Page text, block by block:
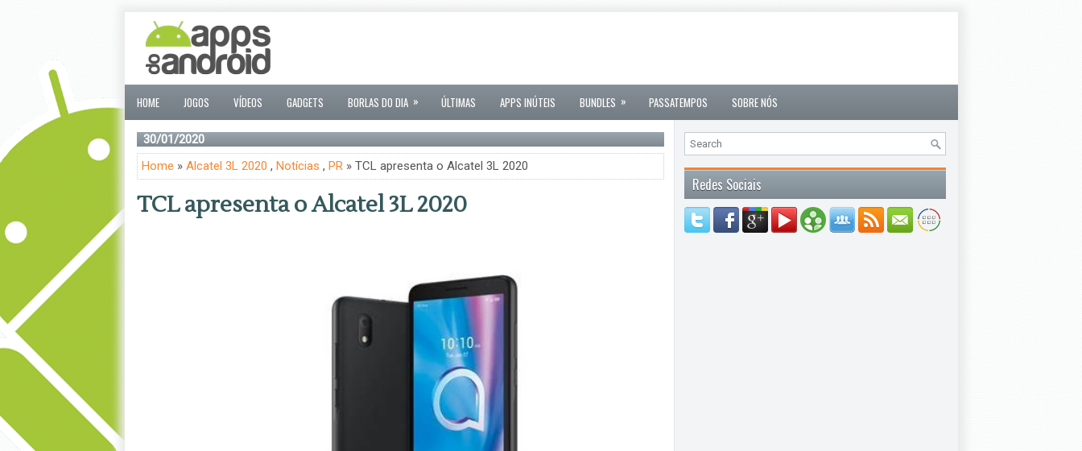
HOME JOGOS VÍDEOS GADGETS BORLAS DO DIA » ÚLTIMAS APPS INÚTEIS BUNDLES » PASSATEMPOS SOBRE NÓS
30/01/2020
Home » Alcatel 3L 2020 , Notícias , PR» TCL apresenta o Alcatel 3L 2020
TCL apresenta o Alcatel 3L 2020
Redes Sociais